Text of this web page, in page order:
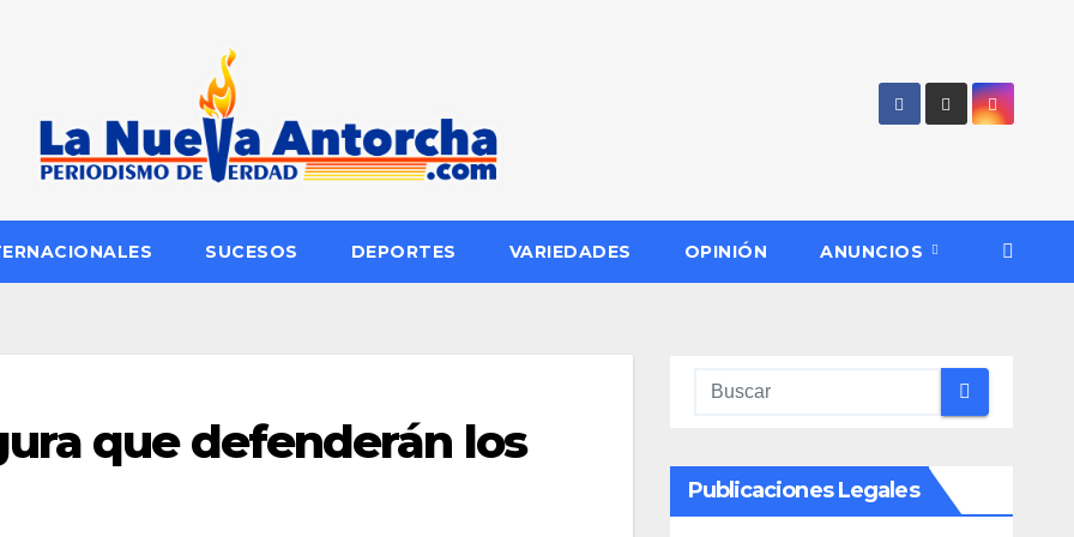
SUCESOS DEPORTES VARIEDADES OPINIÓN ANUNCIOS
que defenderán los
Publicaciones Legales